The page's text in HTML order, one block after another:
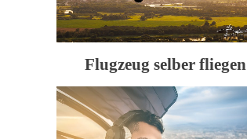
Flugzeug selber fliegen